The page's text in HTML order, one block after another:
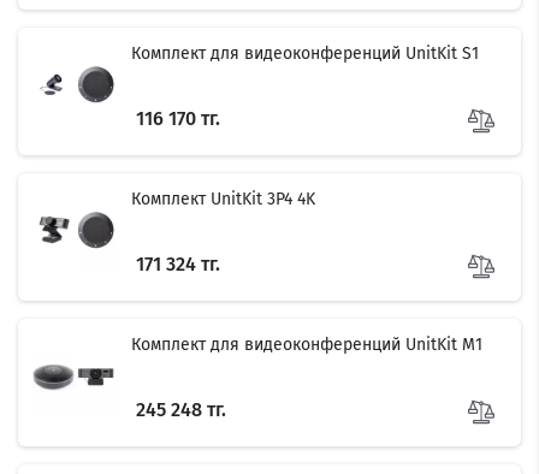
Комплект для видеоконференций UnitKit S1
116 170 тг.
Комплект UnitKit 3P4 4K
171 324 тг.
Комплект для видеоконференций UnitKit M1
245 248 тг.